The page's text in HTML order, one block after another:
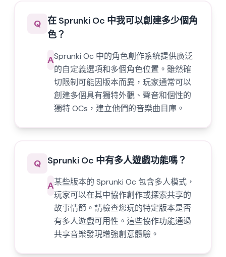
Q 在 Sprunki Oc 中我可以創建多少個角
色？
ASprunki Oc 中的角色創作系統提供廣泛
的自定義選項和多個角色位置。雖然確
切限制可能因版本而異，玩家通常可以
創建多個具有獨特外觀、聲音和個性的
獨特 OCs，建立他們的音樂曲目庫。
Q Sprunki Oc 中有多人遊戲功能嗎？
A某些版本的 Sprunki Oc 包含多人模式，
玩家可以在其中協作創作或探索共享的
故事情節。請檢查您玩的特定版本是否
有多人遊戲可用性。這些協作功能通過
共享音樂發現增強創意體驗。